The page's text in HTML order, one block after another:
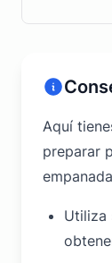
Aquí
preparar
Utiliza